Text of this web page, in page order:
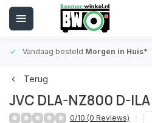
Vandaag besteld Morgen in Huis*
Terug
JVC DLA-NZ800 D-
0/10 (0 Reviews)